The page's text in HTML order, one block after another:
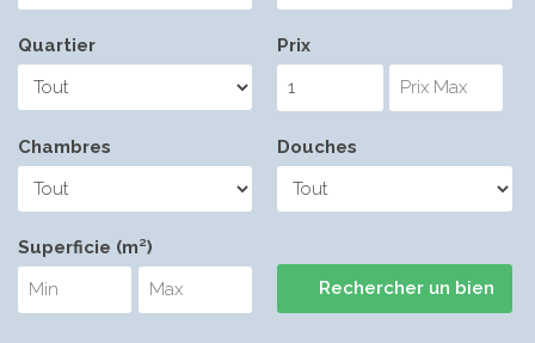
Quartier Prix
Chambres Douches
Superficie (m²)